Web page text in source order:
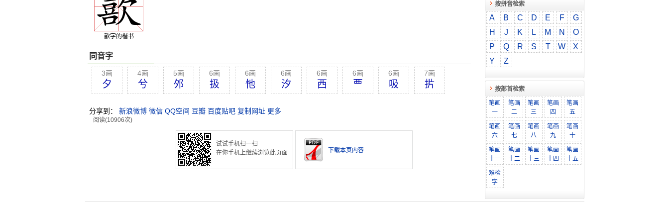
歖字的楷书
同音字
3画
夕
4画
兮
5画
邜
6画
扱
6画
忚
6画
汐
6画
西
6画
覀
6画
吸
7画
扸
分享到： 新浪微博 微信 QQ空间 豆瓣 百度贴吧 复制网址 更多
阅读(10906次)
试试手机扫一扫
在你手机上继续浏览此页面
下载本页内容
按拼音检索
A B C D E F
G
H
J K L M N
O
P
Q R S T W
X
Y
Z
按部首检索
笔画
一
笔画
二
笔画
三
笔画
四
笔画
五
笔画
六
笔画
七
笔画
八
笔画
九
笔画
十
笔画
十一
笔画
十二
笔画
十三
笔画
十四
笔画
十五
难检
字